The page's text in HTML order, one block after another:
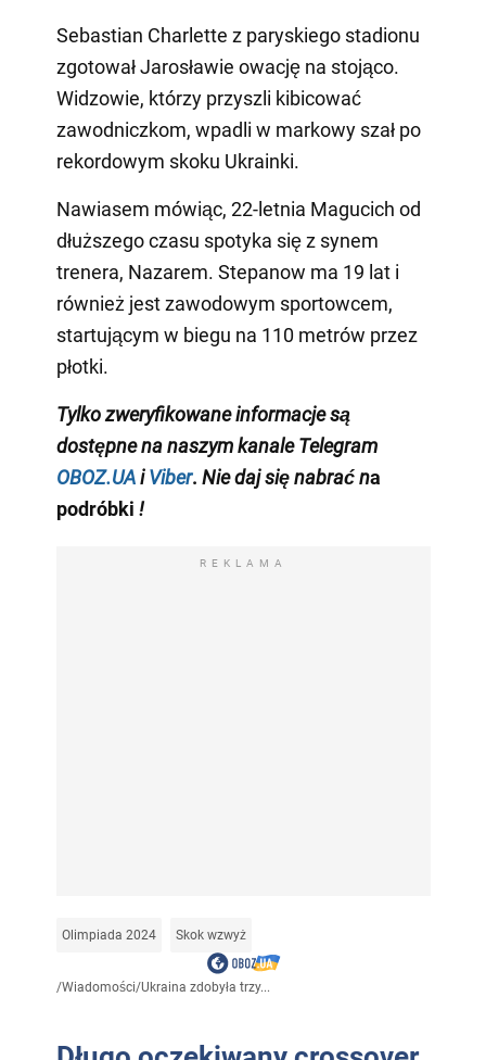
Sebastian Charlette z paryskiego stadionu
zgotował Jarosławie owację na stojąco.
Widzowie, którzy przyszli kibicować
zawodniczkom, wpadli w markowy szał po
rekordowym skoku Ukrainki.
Nawiasem mówiąc, 22-letnia Magucich od
dłuższego czasu spotyka się z synem
trenera, Nazarem. Stepanow ma 19 lat i
również jest zawodowym sportowcem,
startującym w biegu na 110 metrów przez
płotki.
Tylko zweryfikowane informacje są
dostępne na naszym kanale Telegram
OBOZ.UA iViber. Nie daj się nabrać na
podróbki !
REKLAMA
Olimpiada 2024 Skok wzwyż
/Wiadomości/Ukraina zdobyła trzy...